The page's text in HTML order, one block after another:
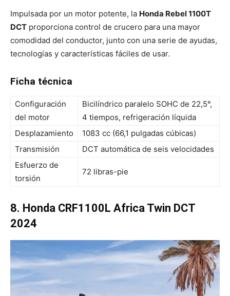
Impulsada por un motor potente, la Honda Rebel 1100T
DCT proporciona control de crucero para una mayor
comodidad del conductor, junto con una serie de ayudas,
tecnologías y características fáciles de usar.
Ficha técnica
Configuración
del motor
Bicilíndrico paralelo SOHC de 22,5°,
4 tiempos, refrigeración líquida
Desplazamiento
1083 cc (66,1 pulgadas cúbicas)
Transmisión
DCT automática de seis velocidades
Esfuerzo de
torsión
72 libras-pie
8. Honda CRF1100L Africa Twin DCT
2024